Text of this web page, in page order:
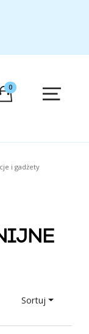
0
i gadżety
Sortuj